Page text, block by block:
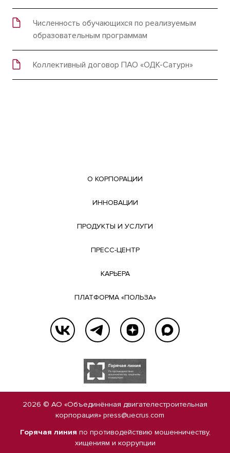
Численность обучающихся по реализуемым
образовательным программам
Коллективный договор ПАО «ОДК-Сатурн»
О КОРПОРАЦИИ
ИННОВАЦИИ
ПРОДУКТЫ И УСЛУГИ
ПРЕСС-ЦЕНТР
КАРЬЕРА
ПЛАТФОРМА «ПОЛЬЗА»
2026 © АО «Объединённая двигателестроительная
корпорация» press@uecrus.com
Горячая линия по противодействию мошенничеству,
хищениям и коррупции